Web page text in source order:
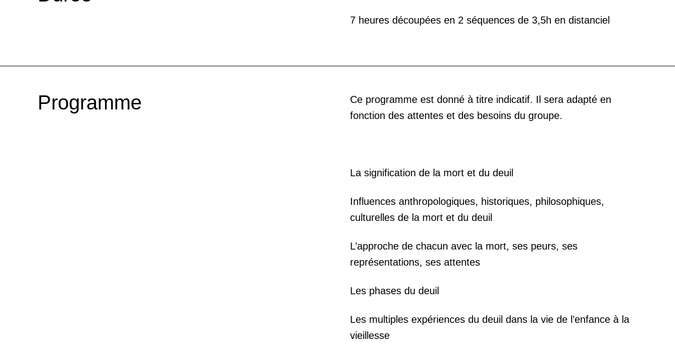
7 heures découpées en 2 séquences de 3,5h en distanciel
Programme
Ce programme est donné à titre indicatif. Il sera adapté en
fonction des attentes et des besoins du groupe.
La signification de la mort et du deuil
Influences anthropologiques, historiques, philosophiques,
culturelles de la mort et du deuil
L’approche de chacun avec la mort, ses peurs, ses
représentations, ses attentes
Les phases du deuil
Les multiples expériences du deuil dans la vie de l’enfance à la
vieillesse